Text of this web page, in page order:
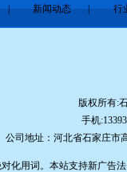
| 新闻动态 | 行
版权所有:
手机
公司地址：河北省石家庄
化用词。本站支持新广